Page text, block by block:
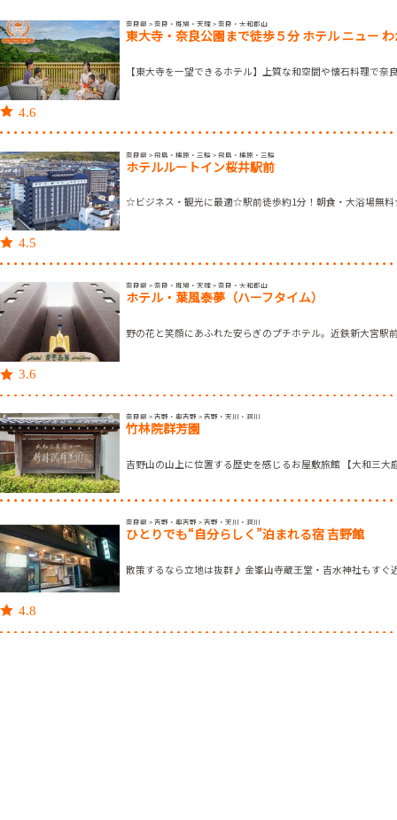
4.6
奈良県 > 奈良・斑鳩・天理 > 奈良・大和郡山
東大寺・奈良公園まで徒歩５分 ホテル ニュー
【東大寺を一望できるホテル】上質な和空間や懐石料理で奈
4.5
奈良県 > 飛鳥・橿原・三輪 > 飛鳥・橿原・三輪
ホテルルートイン桜井駅前
☆ビジネス・観光に最適☆駅前徒歩約1分！朝食・大浴場無
3.6
奈良県 > 奈良・斑鳩・天理 > 奈良・大和郡山
ホテル・葉風泰夢（ハーフタイム）
野の花と笑顔にあふれた安らぎのプチホテル。近鉄新大宮駅
奈良県 > 吉野・奥吉野 > 吉野・天川・洞川
竹林院群芳園
吉野山の山上に位置する歴史を感じるお屋敷旅館 【大和三大
4.8
奈良県 > 吉野・奥吉野 > 吉野・天川・洞川
ひとりでも“自分らしく”泊まれる宿 吉野館
散策するなら立地は抜群♪ 金峯山寺蔵王堂・吉水神社もすぐ